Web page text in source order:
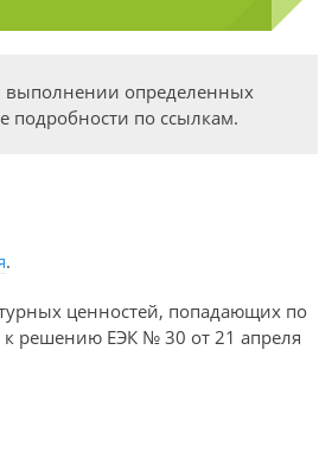
выполнении определенных
подробности по ссылкам.
.
ценностей, попадающих по
решению ЕЭК № 30 от 21 апреля